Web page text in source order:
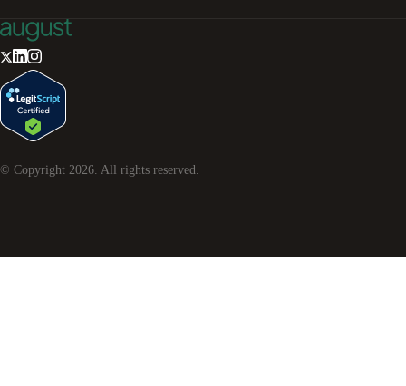
© Copyright 2026 . All rights reserved.